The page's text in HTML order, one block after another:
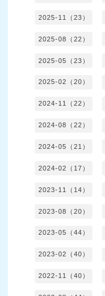
2025-11（23）
2025-08（22）
2025-05（23）
2025-02（20）
2024-11（22）
2024-08（22）
2024-05（21）
2024-02（17）
2023-11（14）
2023-08（20）
2023-05（44）
2023-02（40）
2022-11（40）